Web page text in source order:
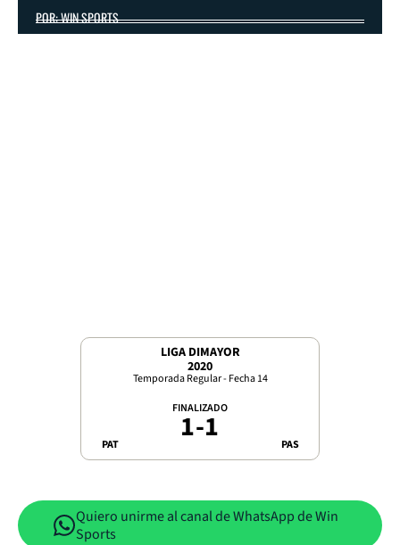
POR: WIN SPORTS
LIGA DIMAYOR
2020
Temporada Regular - Fecha 14
PAT
FINALIZADO
1-1 PAS
Quiero unirme al canal de WhatsApp de Win
Sports